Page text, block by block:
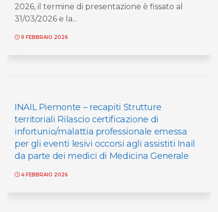
2026, il termine di presentazione è fissato al
31/03/2026 e la...
9 FEBBRAIO 2026
INAIL Piemonte – recapiti Strutture
territoriali Rilascio certificazione di
infortunio/malattia professionale emessa
per gli eventi lesivi occorsi agli assistiti Inail
da parte dei medici di Medicina Generale
4 FEBBRAIO 2026